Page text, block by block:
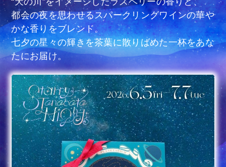
都会の夜を思わせるスパークリングワインの華や
かな香りをブレンド。
七夕の星々の輝きを茶葉に散りばめた一杯をあな
たにお届け。